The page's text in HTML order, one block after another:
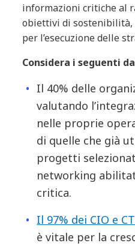
informazioni critiche al
obiettivi di sostenibilità,
per l’esecuzione delle
Considera i seguenti
Il 40% delle
valutando
nelle proprie
di quelle che già
progetti
networking
critica.
Il 97% dei CIO e
è vitale per la